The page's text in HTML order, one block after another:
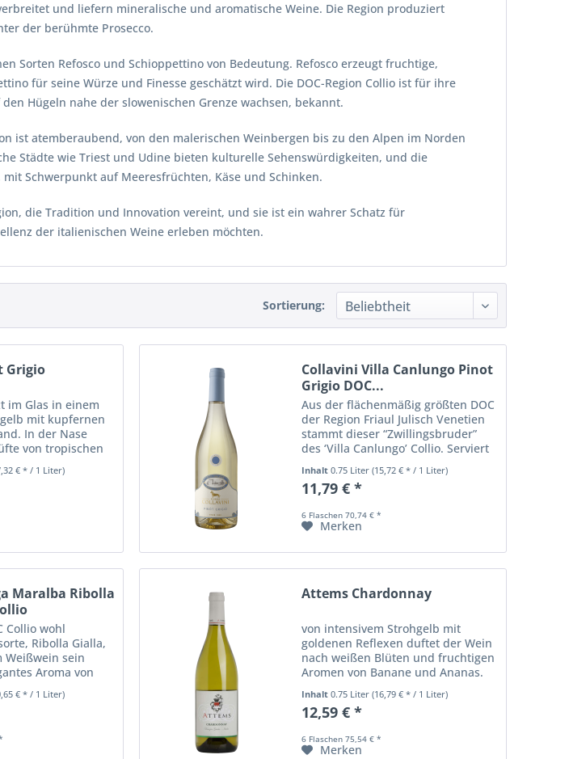
und liefern mineralische und aromatische Weine. Die Region produziert
der berühmte Prosecco.
Sorten Refosco und Schioppettino von Bedeutung. Refosco erzeugt fruchtige,
für seine Würze und Finesse geschätzt wird. Die DOC-Region Collio ist für ihre
Hügeln nahe der slowenischen Grenze wachsen, bekannt.
ist atemberaubend, von den malerischen Weinbergen bis zu den Alpen im Norden
Städte wie Triest und Udine bieten kulturelle Sehenswürdigkeiten, und die
Schwerpunkt auf Meeresfrüchten, Käse und Schinken.
die Tradition und Innovation vereint, und sie ist ein wahrer Schatz für
der italienischen Weine erleben möchten.
Sortierung:
Grigio
im Glas in einem
mit kupfernen
In der Nase
von tropischen
wie
Milde Säure am
€ * / 1 Liter)
Collavini Villa Canlungo Pinot
Grigio DOC...
Aus der flächenmäßig größten DOC
der Region Friaul Julisch Venetien
stammt dieser “Zwillingsbruder”
des ‘Villa Canlungo’ Collio. Serviert
mit einer Temperatur von 10°C ist
dieser aromatische, delikate Pinot
Grigio ein optimaler Begleiter...
Inhalt 0.75 Liter (15,72 € * / 1 Liter)
11,79 € *
6 Flaschen 70,74 € *
Merken
Maralba Ribolla
Collio wohl
Ribolla Gialla,
Weißwein sein
Aroma von
Grapefruit und
floralen Noten.
gefällig und...
€ * / 1 Liter)
Attems Chardonnay
von intensivem Strohgelb mit
goldenen Reflexen duftet der Wein
nach weißen Blüten und fruchtigen
Aromen von Banane und Ananas.
Am Gaumen lebhaft und balanciert,
überzeugt er mit seinem vollen
Körper und seiner Eleganz;
Inhalt 0.75 Liter (16,79 € * / 1 Liter)
12,59 € *
6 Flaschen 75,54 € *
Merken